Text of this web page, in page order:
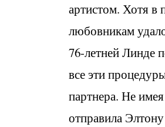
артистом. Хотя
любовникам
76-летней Линде
все эти
партнера. Не
отправила